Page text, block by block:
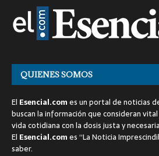
QUIENES SOMOS
El Esencial.comes un portal de noticias
buscan la información que consideran
vida cotidiana con la dosis justa y
El Esencial.comes “La Noticia
saber.